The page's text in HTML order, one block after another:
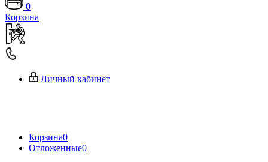
0
Корзина
Личный кабинет
Корзина0
Отложенные0